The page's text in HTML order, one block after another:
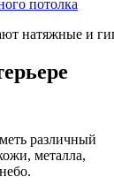
натяжные и
различный
металла,